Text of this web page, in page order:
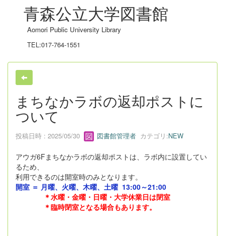
青森公立大学図書館
Aomori Public University Library
TEL:017-764-1551
まちなかラボの返却ポストに
ついて
投稿日時 : 2025/05/30 図書館管理者 カテゴリ:NEW
アウガ6Fまちなかラボの返却ポストは、ラボ内に設置してい
るため、
利用できるのは開室時のみとなります。
開室 ＝ 月曜、火曜、木曜、土曜 13:00～21:00
＊水曜・金曜・日曜・大学休業日は閉室
＊臨時閉室となる場合もあります。